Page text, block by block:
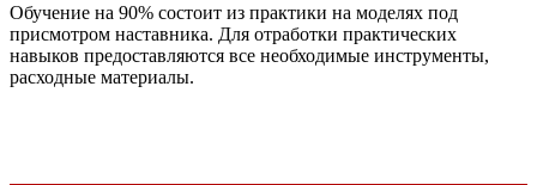
Обучение на 90% состоит из практики на моделях под
присмотром наставника. Для отработки практических
навыков предоставляются все необходимые инструменты,
расходные материалы.